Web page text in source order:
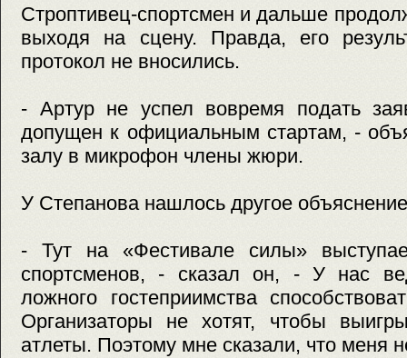
Строптивец-спортсмен и дальше
выходя на сцену. Правда, его
протокол не вносились.
- Артур не успел вовремя подать
допущен к официальным стартам, -
залу в микрофон члены жюри.
У Степанова нашлось другое
- Тут на «Фестивале силы»
спортсменов, - сказал он, - У нас
ложного гостеприимства
Организаторы не хотят, чтобы
атлеты. Поэтому мне сказали, что меня